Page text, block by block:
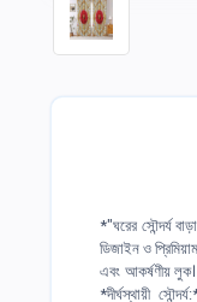
*"ঘরের সৌন্দর্য
ডিজাইন ও
এবং আকর্ষণীয়
*দীর্ঘস্থায়ী